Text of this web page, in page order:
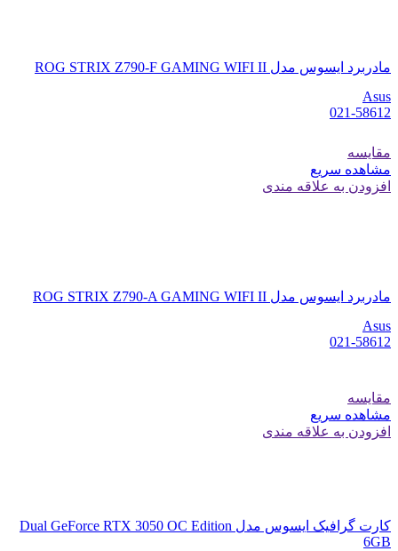
مادربرد ایسوس مدل ROG STRIX Z790-F GAMING WIFI II
Asus
021-58612
مقایسه
مشاهده سریع
افزودن به علاقه مندی
مادربرد ایسوس مدل ROG STRIX Z790-A GAMING WIFI II
Asus
021-58612
مقایسه
مشاهده سریع
افزودن به علاقه مندی
کارت گرافیک ایسوس مدل Dual GeForce RTX 3050 OC Edition
6GB